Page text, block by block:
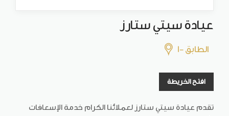
عيادة سيتي ستارز
الطابق -1
افتح الخريطة
تقدم عيادة سيتي ستارز لعملائنا الكرام خدمة الإسعافات